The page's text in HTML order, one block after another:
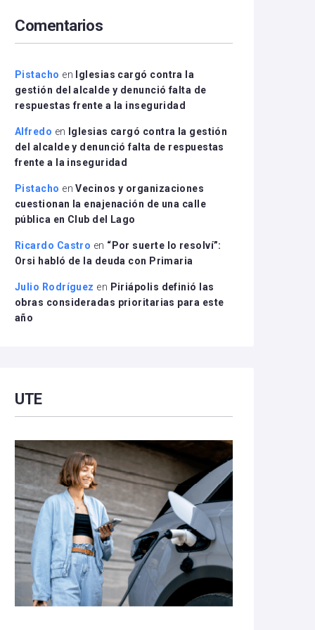
disminuir
el
Comentarios
Pistacho en
Iglesias cargó contra la
gestión del alcalde y denunció falta de
respuestas frente a la inseguridad
Alfredo en
Iglesias cargó contra la gestión
del alcalde y denunció falta de respuestas
frente a la inseguridad
Pistacho enVecinos y organizaciones
cuestionan la enajenación de una calle
pública en Club del Lago
Ricardo Castro en “Por suerte lo resolví”:
Orsi habló de la deuda con Primaria
Julio Rodríguez en Piriápolis definió las
obras consideradas prioritarias para este
año
UTE